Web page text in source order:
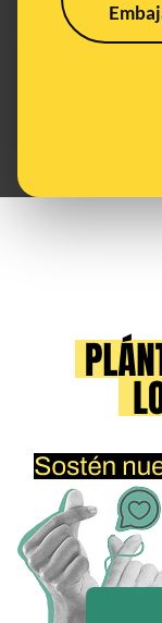
No, Javier
Digital en